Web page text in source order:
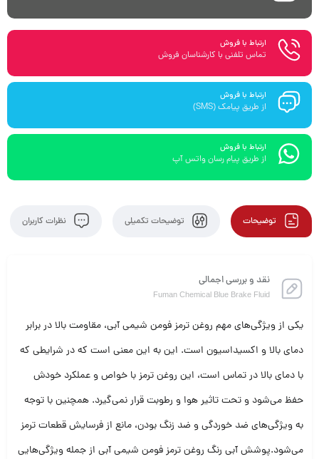
ارتباط با فروش
تماس تلفنی با کارشناسان فروش
ارتباط با فروش
از طریق پیامک (SMS)
ارتباط با فروش
از طریق پیام رسان واتس آپ
توضیحات توضیحات تکمیلی نظرات کاربران
نقد و بررسی اجمالی
Fuman Chemical Blue Brake Fluid
یکی از ویژگی‌های مهم روغن ترمز فومن شیمی آبی، مقاومت بالا در برابر
دمای بالا و اکسیداسیون است. این به این معنی است که در شرایطی که
با دمای بالا در تماس است، این روغن ترمز با خواص و عملکرد خودش
حفظ می‌شود و تحت تاثیر هوا و رطوبت قرار نمی‌گیرد. همچنین با توجه
به ویژگی‌های ضد خوردگی و ضد زنگ بودن، مانع از فرسایش قطعات ترمز
می‌شود.پوشش آبی رنگ روغن ترمز فومن شیمی آبی از جمله ویژگی‌هایی